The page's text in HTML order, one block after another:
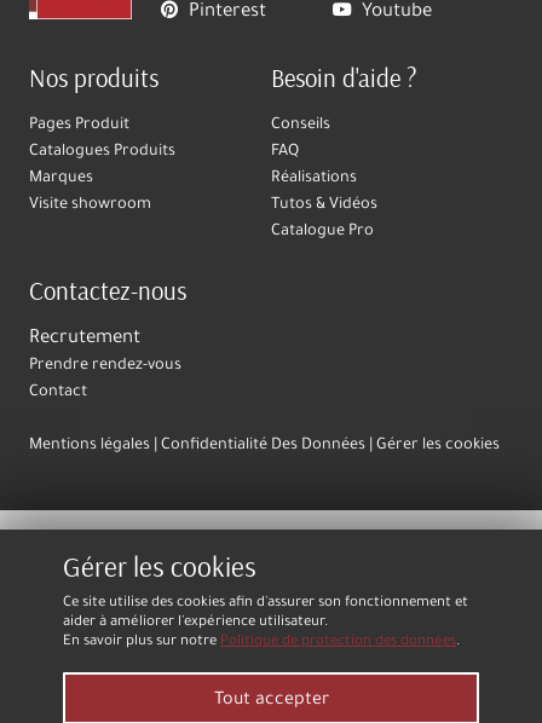
Pinterest
Youtube
Nos produits
Pages Produit
Catalogues Produits
Marques
Visite showroom
Besoin d'aide ?
Conseils
FAQ
Réalisations
Tutos & Vidéos
Catalogue Pro
Contactez-nous
Recrutement
Prendre rendez-vous
Contact
Mentions légales Confidentialité Des Données Gérer les cookies
Gérer les cookies
Ce site utilise des cookies afin d'assurer son fonctionnement et
aider à améliorer l'expérience utilisateur.
En savoir plus sur notre Politique de protection des données.
Tout accepter